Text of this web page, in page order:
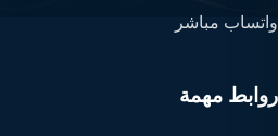
واتساب مباشر
روابط مهمة